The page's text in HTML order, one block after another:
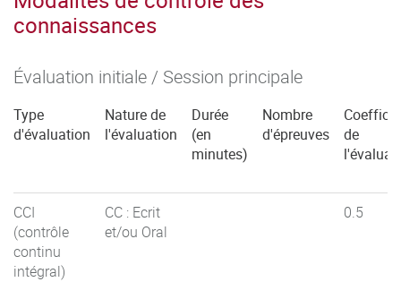
connaissances
Évaluation initiale / Session principale
Type
d'évaluation
Nature de
l'évaluation
Durée
(en
minutes)
Nombre
d'épreuves
de
CCI
(contrôle
continu
intégral)
CC : Ecrit
et/ou Oral
0.5